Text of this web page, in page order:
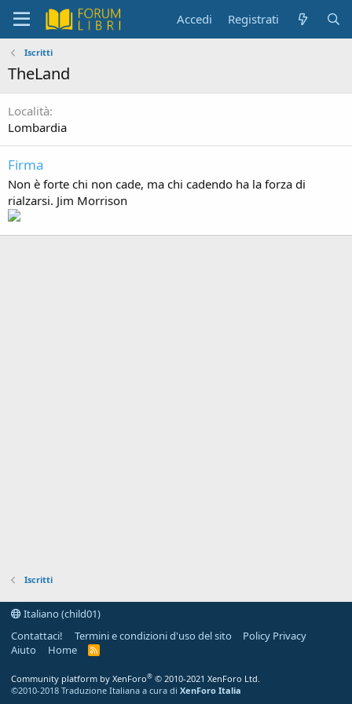
Accedi Registrati
Iscritti
TheLand
Località
Lombardia
Firma
Non è forte chi non cade, ma chi cadendo ha la forza di
rialzarsi. Jim Morrison
Iscritti
Italiano (child01)
Contattaci!
Termini e condizioni d'uso del sito
Policy Privacy
Aiuto
Home
R
Community platform by XenForo® © 2010-2021 XenForo Ltd.
©2010-2018 Traduzione Italiana a cura di XenForo Italia